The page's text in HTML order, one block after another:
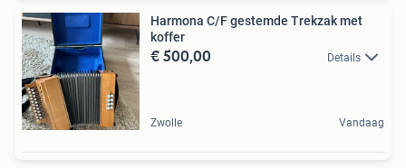
Harmona C/F gestemde Trekzak met
koffer
€ 500,00 Details
Zwolle Vandaag